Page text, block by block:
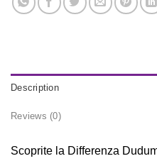
Description
Reviews (0)
Scoprite la Differenza